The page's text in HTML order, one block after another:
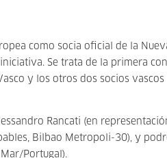
como socia oficial de la
Se trata de la primera
y los otros dos socios
Rancati (en
Bilbao Metropoli-30), y
Portugal).